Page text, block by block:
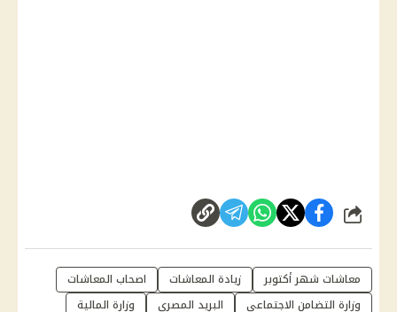
شارك
معاشات شهر أكتوبر زيادة المعاشات
اصحاب المعاشات
وزارة التضامن الاجتماعي
البريد المصري
وزارة المالية